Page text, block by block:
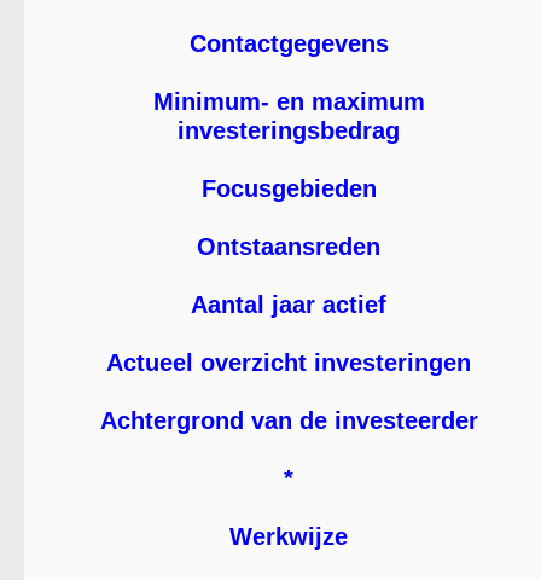
Contactgegevens
Minimum- en maximum
investeringsbedrag
Focusgebieden
Ontstaansreden
Aantal jaar actief
Actueel overzicht investeringen
Achtergrond van de investeerder
*
Werkwijze